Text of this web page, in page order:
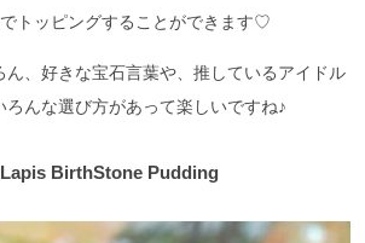
トッピングすることができます♡
ん、好きな宝石言葉や、推しているアイドル
んな選び方があって楽しいですね♪
BirthStone Pudding